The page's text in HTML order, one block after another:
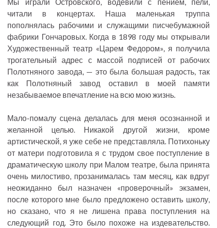
читали в концертах. Наша маленькая труппа
пополнялась рабочими и служащими писчебумажной
фабрики Гончаровых. Когда в 1898 году мы открывали
Художественный театр «Царем Федором», я получила
трогательный адрес с массой подписей от рабочих
Полотняного завода, — это была большая радость, так
как Полотняный завод оставил в моей памяти
незабываемое впечатление на всю мою жизнь.
Мало-помалу сцена делалась для меня осознанной и
желанной целью. Никакой другой жизни, кроме
артистической, я уже себе не представляла. Потихоньку
от матери подготовила я с трудом свое поступление в
драматическую школу при Малом театре, была принята
очень милостиво, прозанималась там месяц, как вдруг
неожиданно был назначен «проверочный» экзамен,
после которого мне было предложено оставить школу,
но сказано, что я не лишена права поступления на
следующий год. Это было похоже на издевательство.